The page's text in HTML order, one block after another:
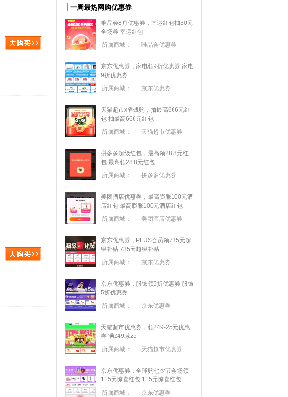
一周最热网购优惠券
唯品会8月优惠券，幸运红包抽30元
全场券 幸运红包
所属商城：
唯品会优惠券
京东优惠券，家电领9折优惠券 家电
9折优惠券
所属商城：
京东优惠券
天猫超市x省钱购，抽最高666元红
包 抽最高666元红包
所属商城：
天猫超市优惠券
拼多多超级红包，最高领28.8元红
包 最高领28.8元红包
所属商城：
拼多多优惠券
美团酒店优惠券，最高膨胀100元酒
店红包 最高膨胀100元酒店红包
所属商城：
美团酒店优惠券
京东优惠券，PLUS会员领735元超
级补贴 735元超级补贴
所属商城：
京东优惠券
京东优惠券，服饰领5折优惠券 服饰
5折优惠券
所属商城：
京东优惠券
天猫超市优惠券，领249-25元优惠
券 满249减25
所属商城：
天猫超市优惠券
京东优惠券，全球购七夕节会场领
115元惊喜红包 115元惊喜红包
所属商城：
京东优惠券